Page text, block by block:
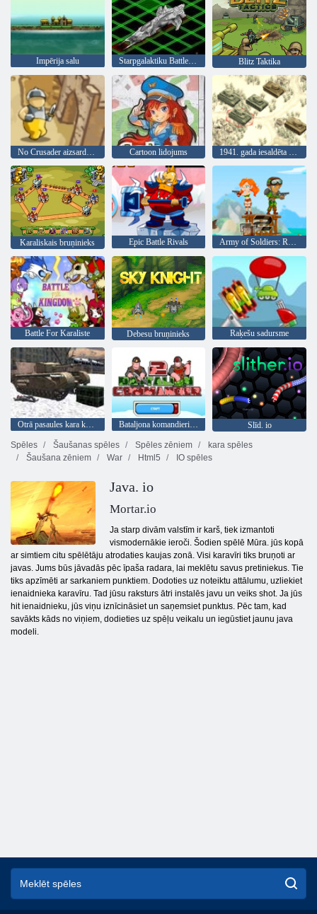
Impērija salu Starpgalaktiku Battleships Blitz Taktika
Cartoon lidojums
Karaliskais bruņinieks Epic Battle Rivals Army of Soldiers: Resistance
Battle For Karaliste Debesu bruņinieks Raķešu sadursme
Bataljona komandieris 2
Slīd. io
Spēles
Šaušanas spēles Spēles zēniem
kara spēles
Šaušana zēniem
War Html5 IO spēles
Java. io
Mortar.io
Ja starp divām valstīm ir karš, tiek izmantoti
vismodernākie ieroči. Šodien spēlē Mūra. jūs kopā
ar simtiem citu spēlētāju atrodaties kaujas zonā. Visi karavīri tiks bruņoti ar
javas. Jums būs jāvadās pēc īpaša radara, lai meklētu savus pretiniekus. Tie
tiks apzīmēti ar sarkaniem punktiem. Dodoties uz noteiktu attālumu, uzliekiet
ienaidnieka karavīru. Tad jūsu raksturs ātri instalēs javu un veiks shot. Ja jūs
hit ienaidnieku, jūs viņu iznīcināsiet un saņemsiet punktus. Pēc tam, kad
savākts kāds no viņiem, dodieties uz spēļu veikalu un iegūstiet jaunu java
modeli.